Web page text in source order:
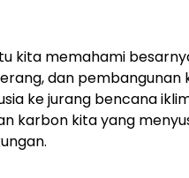
kita memahami
dan
ke jurang bencana
karbon kita yang